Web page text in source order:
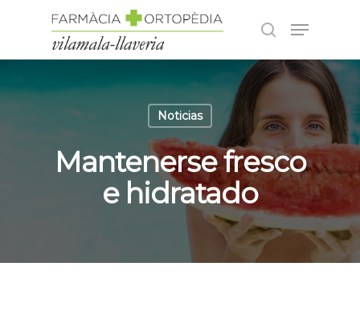
Hit enter to search or ESC to close
Noticias
Mantenerse fresco
e hidratado